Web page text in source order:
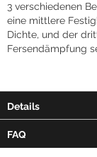
3 verschiedenen
eine mittlere
Dichte, und der
Fersendämpfung
Details
FAQ